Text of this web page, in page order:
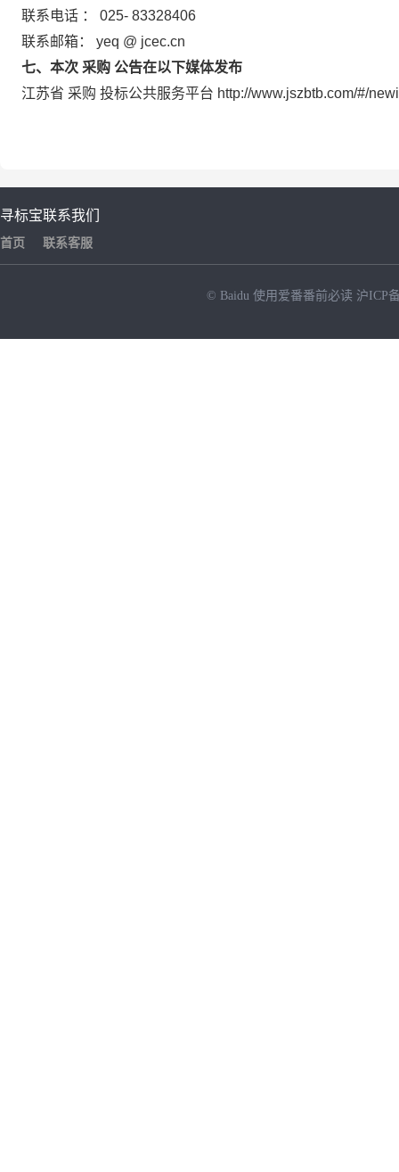
联系电话 ： 025- 83328406
联系邮箱： yeq @ jcec.cn
七、本次 采购 公告在以下媒体发布
江苏省 采购 投标公共服务平台 http://www.jszbtb.com/#/
寻标宝
首页
联系我们
联系客服
© Baidu 使用爱番番前必读 沪ICP